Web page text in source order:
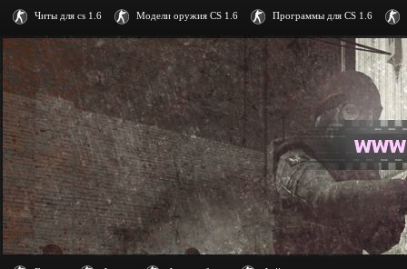
Читы для cs 1.6 Модели оружия CS 1.6 Программы для CS 1.6